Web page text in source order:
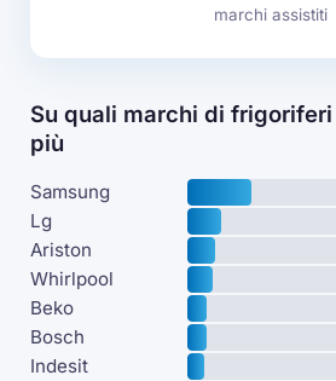
marchi assistiti
Su quali marchi di
più
Samsung
Lg
Ariston
Whirlpool
Beko
Bosch
Indesit